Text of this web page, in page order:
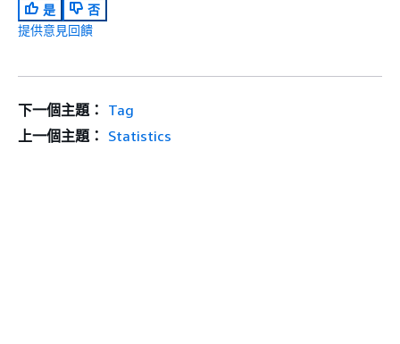
是
否
提供意見回饋
下一個主題： Tag
上一個主題： Statistics